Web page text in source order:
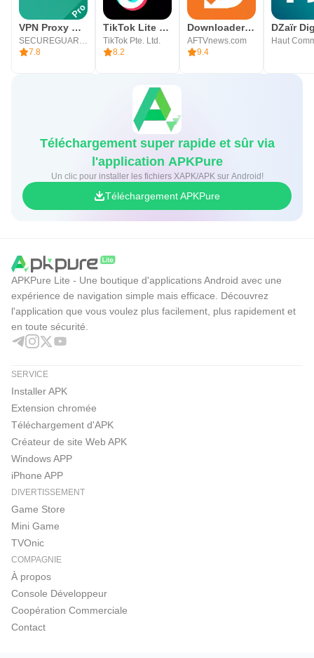
VPN Proxy Master - Vpn rapide
7.8
TikTok Lite - TikTok accéléré
TikTok Pte. Ltd.
8.2
Downloader by AFTVnews
AFTVnews.com
9.4
Téléchargement super rapide et sûr via
l'application APKPure
Un clic pour installer les fichiers XAPK/APK sur Android!
Téléchargement APKPure
APKPure Lite - Une boutique d'applications Android avec une
expérience de navigation simple mais efficace. Découvrez
l'application que vous voulez plus facilement, plus rapidement et
en toute sécurité.
SERVICE
Installer APK
Extension chromée
Téléchargement d'APK
Créateur de site Web APK
Windows APP
iPhone APP
DIVERTISSEMENT
Game Store
Mini Game
TVOnic
COMPAGNIE
À propos
Console Développeur
Coopération Commerciale
Contact